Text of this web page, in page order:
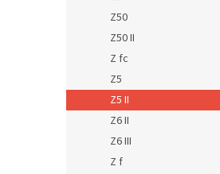
Z50
Z50 II
Z fc
Z5
Z5 II
Z6 II
Z6 III
Z f